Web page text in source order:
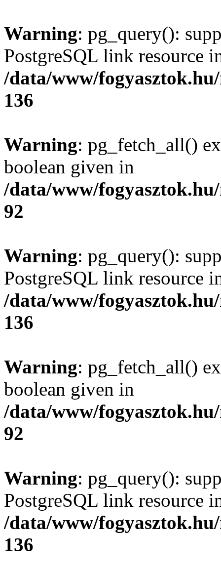
Warning: pg_query():
PostgreSQL link resource
/data/www/
136
Warning: pg_fetch_all()
boolean given in
/data/www/
92
Warning: pg_query():
PostgreSQL link resource
/data/www/
136
Warning: pg_fetch_all()
boolean given in
/data/www/
92
Warning: pg_query():
PostgreSQL link resource
/data/www/
136